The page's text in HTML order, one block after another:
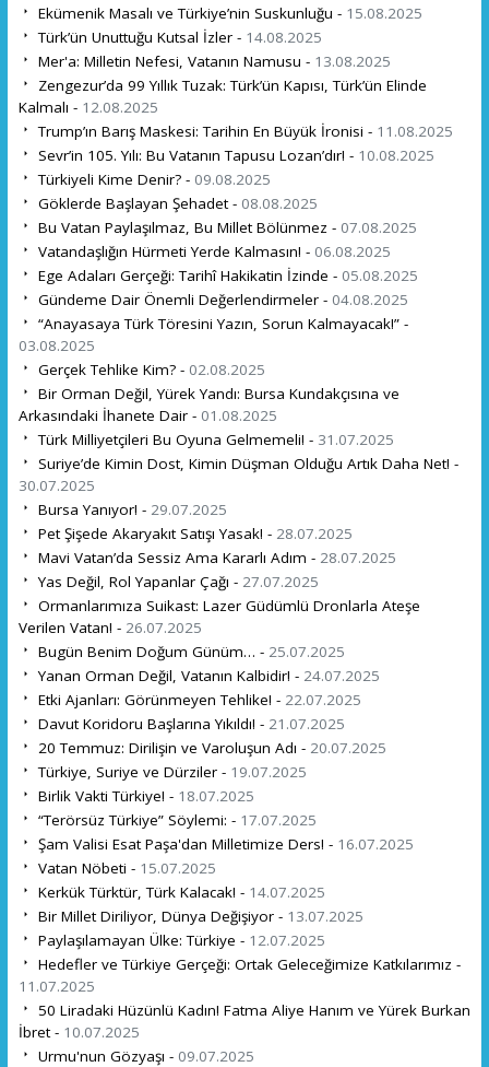
Ekümenik Masalı ve Türkiye’nin Suskunluğu - 15.08.2025
Türk’ün Unuttuğu Kutsal İzler - 14.08.2025
Mer'a: Milletin Nefesi, Vatanın Namusu - 13.08.2025
Zengezur’da 99 Yıllık Tuzak: Türk’ün Kapısı, Türk’ün Elinde
Kalmalı - 12.08.2025
Trump’ın Barış Maskesi: Tarihin En Büyük İronisi - 11.08.2025
Sevr’in 105. Yılı: Bu Vatanın Tapusu Lozan’dır! - 10.08.2025
Türkiyeli Kime Denir? - 09.08.2025
Göklerde Başlayan Şehadet - 08.08.2025
Bu Vatan Paylaşılmaz, Bu Millet Bölünmez - 07.08.2025
Vatandaşlığın Hürmeti Yerde Kalmasın! - 06.08.2025
Ege Adaları Gerçeği: Tarihî Hakikatin İzinde - 05.08.2025
Gündeme Dair Önemli Değerlendirmeler - 04.08.2025
“Anayasaya Türk Töresini Yazın, Sorun Kalmayacak!” -
03.08.2025
Gerçek Tehlike Kim? - 02.08.2025
Bir Orman Değil, Yürek Yandı: Bursa Kundakçısına ve
Arkasındaki İhanete Dair - 01.08.2025
Türk Milliyetçileri Bu Oyuna Gelmemeli! - 31.07.2025
Suriye’de Kimin Dost, Kimin Düşman Olduğu Artık Daha Net! -
30.07.2025
Bursa Yanıyor! - 29.07.2025
Pet Şişede Akaryakıt Satışı Yasak! - 28.07.2025
Mavi Vatan’da Sessiz Ama Kararlı Adım - 28.07.2025
Yas Değil, Rol Yapanlar Çağı - 27.07.2025
Ormanlarımıza Suikast: Lazer Güdümlü Dronlarla Ateşe
Verilen Vatan! - 26.07.2025
Bugün Benim Doğum Günüm… - 25.07.2025
Yanan Orman Değil, Vatanın Kalbidir! - 24.07.2025
Etki Ajanları: Görünmeyen Tehlike! - 22.07.2025
Davut Koridoru Başlarına Yıkıldı! - 21.07.2025
20 Temmuz: Dirilişin ve Varoluşun Adı - 20.07.2025
Türkiye, Suriye ve Dürziler - 19.07.2025
Birlik Vakti Türkiye! - 18.07.2025
“Terörsüz Türkiye” Söylemi: - 17.07.2025
Şam Valisi Esat Paşa'dan Milletimize Ders! - 16.07.2025
Vatan Nöbeti - 15.07.2025
Kerkük Türktür, Türk Kalacak! - 14.07.2025
Bir Millet Diriliyor, Dünya Değişiyor - 13.07.2025
Paylaşılamayan Ülke: Türkiye - 12.07.2025
Hedefler ve Türkiye Gerçeği: Ortak Geleceğimize Katkılarımız -
11.07.2025
50 Liradaki Hüzünlü Kadın! Fatma Aliye Hanım ve Yürek Burkan
İbret - 10.07.2025
Urmu'nun Gözyaşı - 09.07.2025